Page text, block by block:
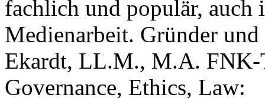
fachlich und populär, auch
Medienarbeit. Gründer
Ekardt, LL.M., M.A. FNK-
Governance, Ethics, Law: